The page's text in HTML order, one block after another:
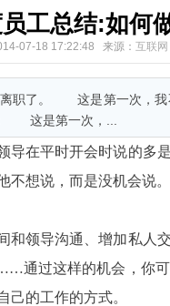
工总结:如何
07-18 17:22:48 来源： 互联网
离职了。 这是第一次，
这是第一次，...
导在平时开会时说的多
不想说，而是没机会说。
领导沟通、增加私人
通过这样的机会，你
己的工作的方式。